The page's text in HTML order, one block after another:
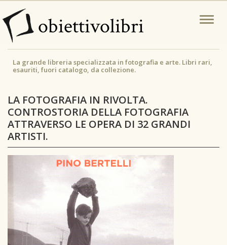
Salta
al
contenuto obiettivolibri
La grande libreria specializzata in fotografia e arte. Libri rari,
esauriti, fuori catalogo, da collezione.
LA FOTOGRAFIA IN RIVOLTA.
CONTROSTORIA DELLA FOTOGRAFIA
ATTRAVERSO LE OPERA DI 32 GRANDI
ARTISTI.